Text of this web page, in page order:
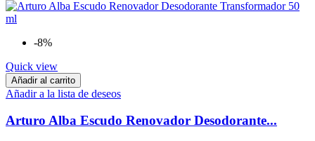
-8%
Quick view
Añadir al carrito
Añadir a la lista de deseos
Arturo Alba Escudo Renovador Desodorante...